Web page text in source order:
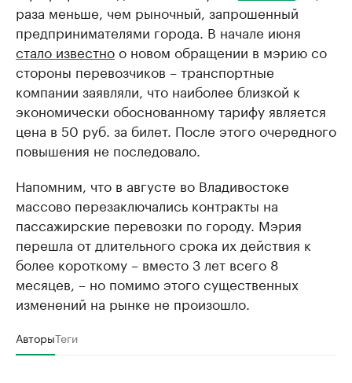
раза меньше, чем рыночный, запрошенный
предпринимателями города. В начале июня
стало известноо новом обращении в мэрию со
стороны перевозчиков – транспортные
компании заявляли, что наиболее близкой к
экономически обоснованному тарифу является
цена в 50 руб. за билет. После этого очередного
повышения не последовало.
Напомним, что в августе во Владивостоке
массово перезаключались контракты на
пассажирские перевозки по городу. Мэрия
перешла от длительного срока их действия к
более короткому – вместо 3 лет всего 8
месяцев, – но помимо этого существенных
изменений на рынке не произошло.
АвторыТеги